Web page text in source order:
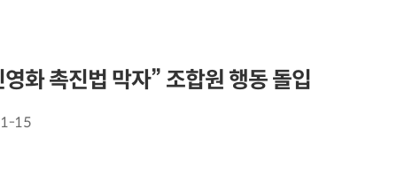
화 촉진법 막자” 조합원 행동 돌입
15